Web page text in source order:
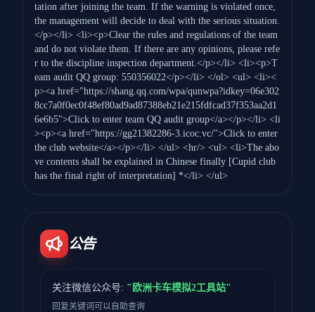
tation after joining the team. If the warning is violated once,
the management will decide to deal with the serious situation.
</p></li> <li><p>Clear the rules and regulations of the team
and do not violate them. If there are any opinions, please refe
r to the discipline inspection department.</p></li> <li><p>T
eam audit QQ group: 550356022</p></li> </ol> <ul> <li><
p><a href="https://shang.qq.com/wpa/qunwpa?idkey=06e302
8cc7a0f0ec0f48ef80ad9ad87388eb21e215fdfcad37f353aa2d1
6e6b5">Click to enter team QQ audit group</a></p></li> <li
><p><a href="https://gg21382286-3.icoc.vc/">Click to enter
the club website</a></p></li> </ul> <hr/> <ul> <li>The abo
ve contents shall be explained in Chinese finally [Cupid club
has the final right of interpretation] *</li> </ul>
公告
关注微信公众号: "欧洲卡车模拟2工具站"
回复关键词可以自助查询